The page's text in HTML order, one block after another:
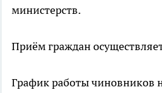
министерств.
Приём граждан
График работы чиновников